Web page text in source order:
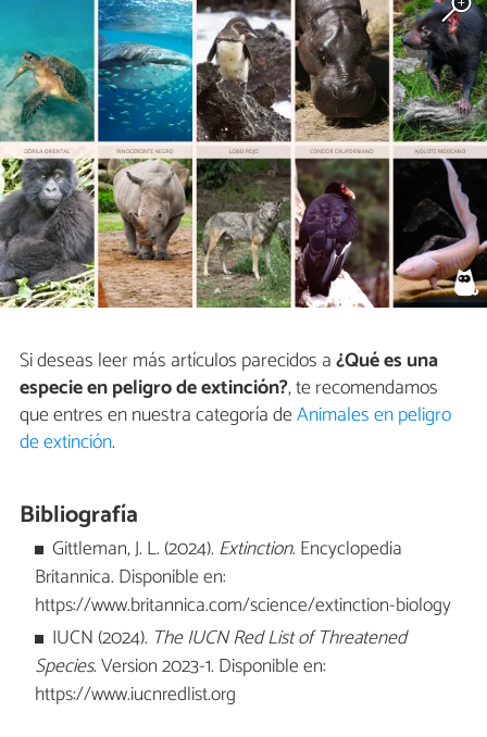
Si deseas leer más artículos parecidos a¿Qué es una
especie en peligro de extinción?, te recomendamos
que entres en nuestra categoría deAnimales en peligro
de extinción.
Bibliografía
Gittleman, J. L. (2024). Extinction. Encyclopedia
Britannica. Disponible en:
https://www.britannica.com/science/extinction-biology
IUCN (2024). The IUCN Red List of Threatened
Species. Version 2023-1. Disponible en:
https://www.iucnredlist.org